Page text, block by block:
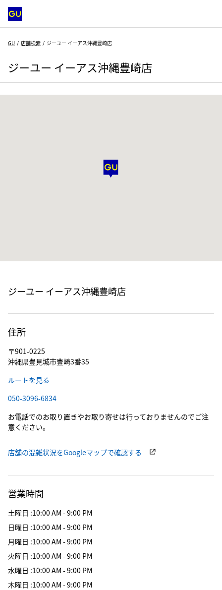
GU 店舗検索 ジーユー イーアス沖縄豊崎店
ジーユー イーアス沖縄豊崎店
ジーユー イーアス沖縄豊崎店
住所
〒901-0225
沖縄県豊見城市豊崎3番35
ルートを見る
050-3096-6834
お電話でのお取り置きやお取り寄せは行っておりませんのでご注
意ください。
店舗の混雑状況をGoogleマップで確認する
営業時間
土曜日 :10:00 AM - 9:00 PM
日曜日 :10:00 AM - 9:00 PM
月曜日 :10:00 AM - 9:00 PM
火曜日 :10:00 AM - 9:00 PM
水曜日 :10:00 AM - 9:00 PM
木曜日 :10:00 AM - 9:00 PM